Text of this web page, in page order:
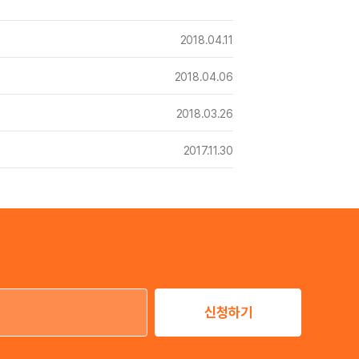
2018.04.11
2018.04.06
2018.03.26
2017.11.30
신청하기